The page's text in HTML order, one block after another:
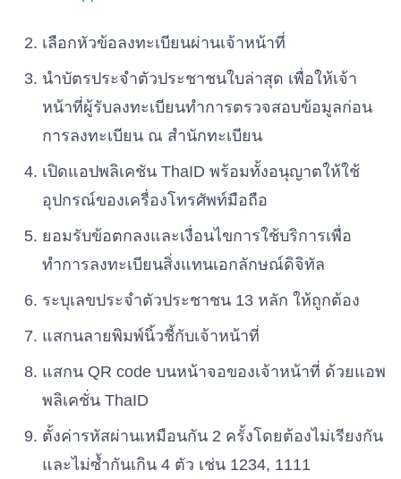
เบอร์ 59 พรรคช่วยชาติ
พรรคความหวังใหม่
เบอร์ 61 พรรคคลองไทย
เบอร์ 62 พรรคพลังไทยรักชาติ
เบอร์ 63 พรรคประชากรไทย
เบอร์ 64
พรรคเปลี่ยนอนาคต
เลือกหัวข้อลงทะเบียนผ่านเจ้าหน้าที่
นำบัตรประจำตัวประชาชนใบล่าสุด เพื่อให้เจ้า
หน้าที่ผู้รับลงทะเบียนทำการตรวจสอบข้อมูลก่อน
การลงทะเบียน ณ สำนักทะเบียน
เปิดแอปพลิเคชัน ThaID พร้อมทั้งอนุญาตให้ใช้
อุปกรณ์ของเครื่องโทรศัพท์มือถือ
ยอมรับข้อตกลงและเงื่อนไขการใช้บริการเพื่อ
ทำการลงทะเบียนสิ่งแทนเอกลักษณ์ดิจิทัล
ระบุเลขประจำตัวประชาชน 13 หลัก ให้ถูกต้อง
แสกนลายพิมพ์นิ้วชี้กับเจ้าหน้าที่
แสกน QR code บนหน้าจอของเจ้าหน้าที่ ด้วยแอพ
พลิเคชั่น ThaID
ตั้งค่ารหัสผ่านเหมือนกัน 2 ครั้งโดยต้องไม่เรียงกัน
และไม่ซ้ำกันเกิน 4 ตัว เช่น 1234, 1111